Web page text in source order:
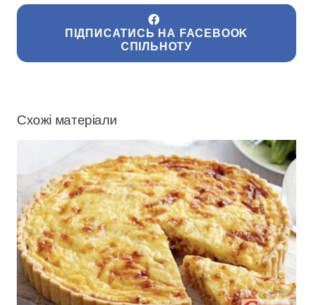
ПІДПИСАТИСЬ НА FACEBOOK
СПІЛЬНОТУ
Схожі матеріали